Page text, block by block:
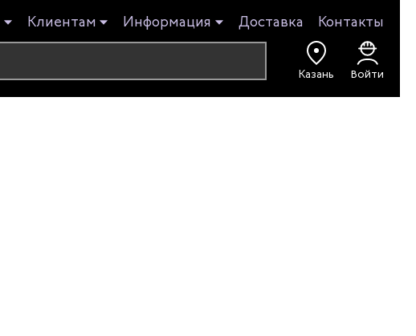
Клиентам Информация Доставка Контакты
Казань Войти